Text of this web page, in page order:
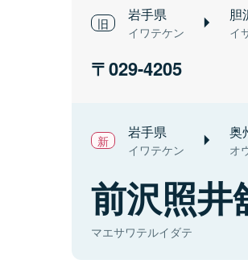
岩手県
イワテケン
胆
イ
029-4205
岩手県
イワテケン
奥
オ
前沢照井
マエサワテルイダテ